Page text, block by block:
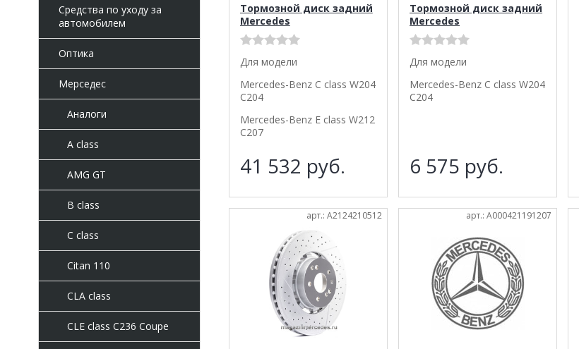
Средства по уходу за
автомобилем
Оптика
Мерседес
Аналоги
A class
AMG GT
B class
C class
Citan 110
CLA class
CLE class C236 Coupe
Тормозной диск задний
Mercedes
Для модели
Mercedes-Benz C class W204
C204
Mercedes-Benz E class W212
C207
41 532 руб.
Тормозной диск задний
Mercedes
Для модели
Mercedes-Benz C class W204
C204
6 575 руб.
арт.: A2124210512 арт.: A000421191207